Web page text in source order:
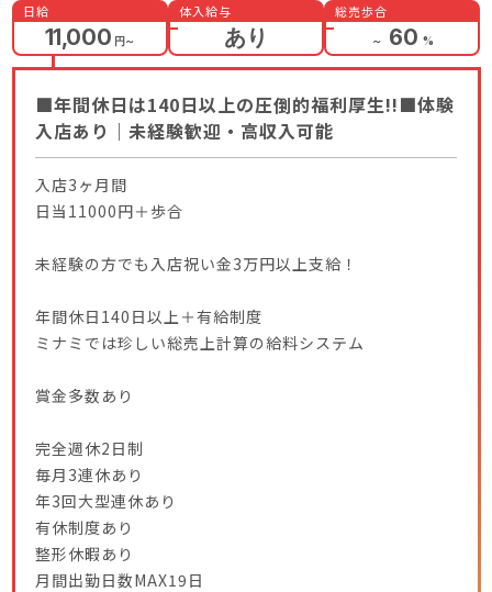
日給
11,000 円～
体入給与
あり
総売歩合
～ 60%
■年間休日は140日以上の圧倒的福利厚生!!■体験
入店あり｜未経験歓迎・高収入可能
入店3ヶ月間
日当11000円＋歩合
未経験の方でも入店祝い金3万円以上支給！
年間休日140日以上＋有給制度
ミナミでは珍しい総売上計算の給料システム
賞金多数あり
完全週休2日制
毎月3連休あり
年3回大型連休あり
有休制度あり
整形休暇あり
月間出勤日数MAX19日